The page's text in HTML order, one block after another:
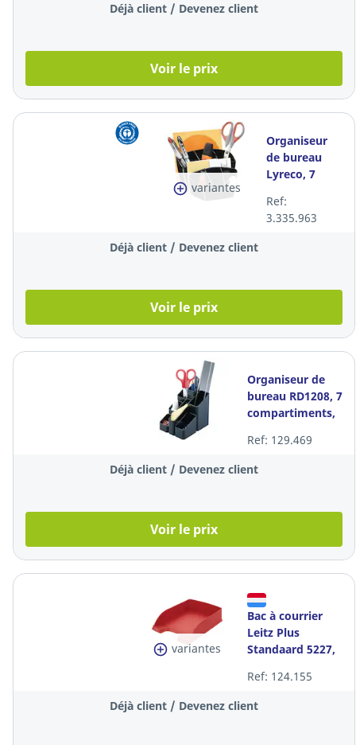
Déjà client / Devenez client
Voir le prix
variantes
Organiseur
de bureau
Lyreco, 7
noir
Ref:
3.335.963
Déjà client / Devenez client
Voir le prix
Organiseur de
bureau RD1208, 7
compartiments,
Ref: 129.469
Déjà client / Devenez client
Voir le prix
variantes
Bac à courrier
Leitz Plus
Standaard 5227,
Ref: 124.155
Déjà client / Devenez client